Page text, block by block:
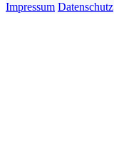
Impressum Datenschutz